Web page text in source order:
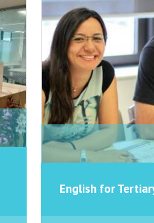
English for